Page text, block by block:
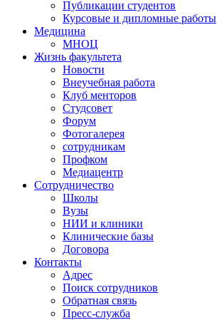
Публикации студентов
Курсовые и дипломные работы
Медицина
МНОЦ
Жизнь факультета
Новости
Внеучебная работа
Клуб менторов
Студсовет
Форум
Фотогалерея
сотрудникам
Профком
Медиацентр
Сотрудничество
Школы
Вузы
НИИ и клиники
Клинические базы
Договора
Контакты
Адрес
Поиск сотрудников
Обратная связь
Пресс-служба